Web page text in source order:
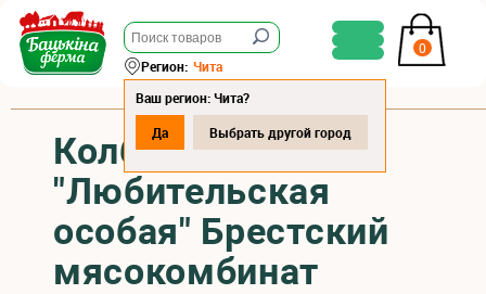
0
Регион: Чита
Ваш регион: Чита?
Да
Выбрать другой город
Колбаса вареная
"Любительская
особая" Брестский
мясокомбинат